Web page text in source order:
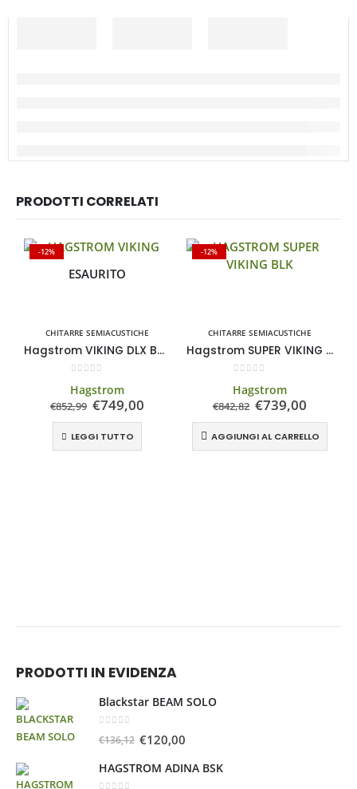
PRODOTTI CORRELATI
-12%
ESAURITO
CHITARRE SEMIACUSTICHE
Hagstrom VIKING DLX BARITONE TSB
Hagstrom
€852,99 €749,00
LEGGI TUTTO
-12%
CHITARRE SEMIACUSTICHE
Hagstrom SUPER VIKING BLK Black
Hagstrom
€842,82 €739,00
AGGIUNGI AL CARRELLO
PRODOTTI IN EVIDENZA
Blackstar BEAM SOLO
€136,12 €120,00
HAGSTROM ADINA BSK